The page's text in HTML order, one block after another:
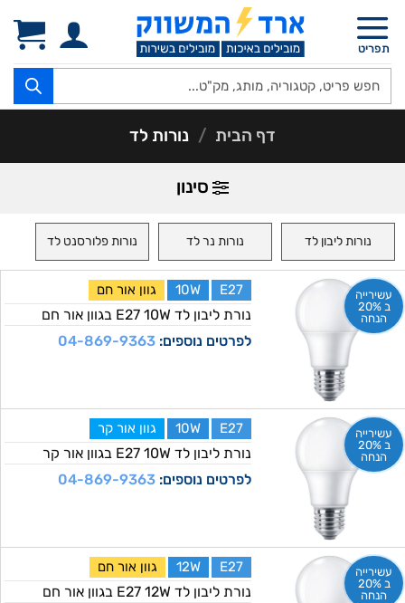
content
תפריט
Products
search
דף הבית / נורות לד
סינון
נורות ליבון לד נורות נר לד נורות פלורסנט לד
עשירייה
ב 20%
הנחה
E27
10W גוון אור חם
נורת ליבון לד E27 10W בגוון אור חם
לפרטים נוספים:04-869-9363
עשירייה
ב 20%
הנחה
E27
10W גוון אור קר
נורת ליבון לד E27 10W בגוון אור קר
לפרטים נוספים:04-869-9363
עשירייה
ב 20%
הנחה
E27
12W גוון אור חם
נורת ליבון לד E27 12W בגוון אור חם